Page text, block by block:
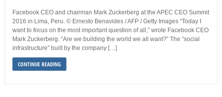
Facebook CEO and chairman Mark Zuckerberg at the APEC CEO Summit
2016 in Lima, Peru. © Ernesto Benavides / AFP / Getty Images “Today I
want to focus on the most important question of all,” wrote Facebook CEO
Mark Zuckerberg. “Are we building the world we all want?” The “social
infrastructure” built by the company […]
CONTINUE READING